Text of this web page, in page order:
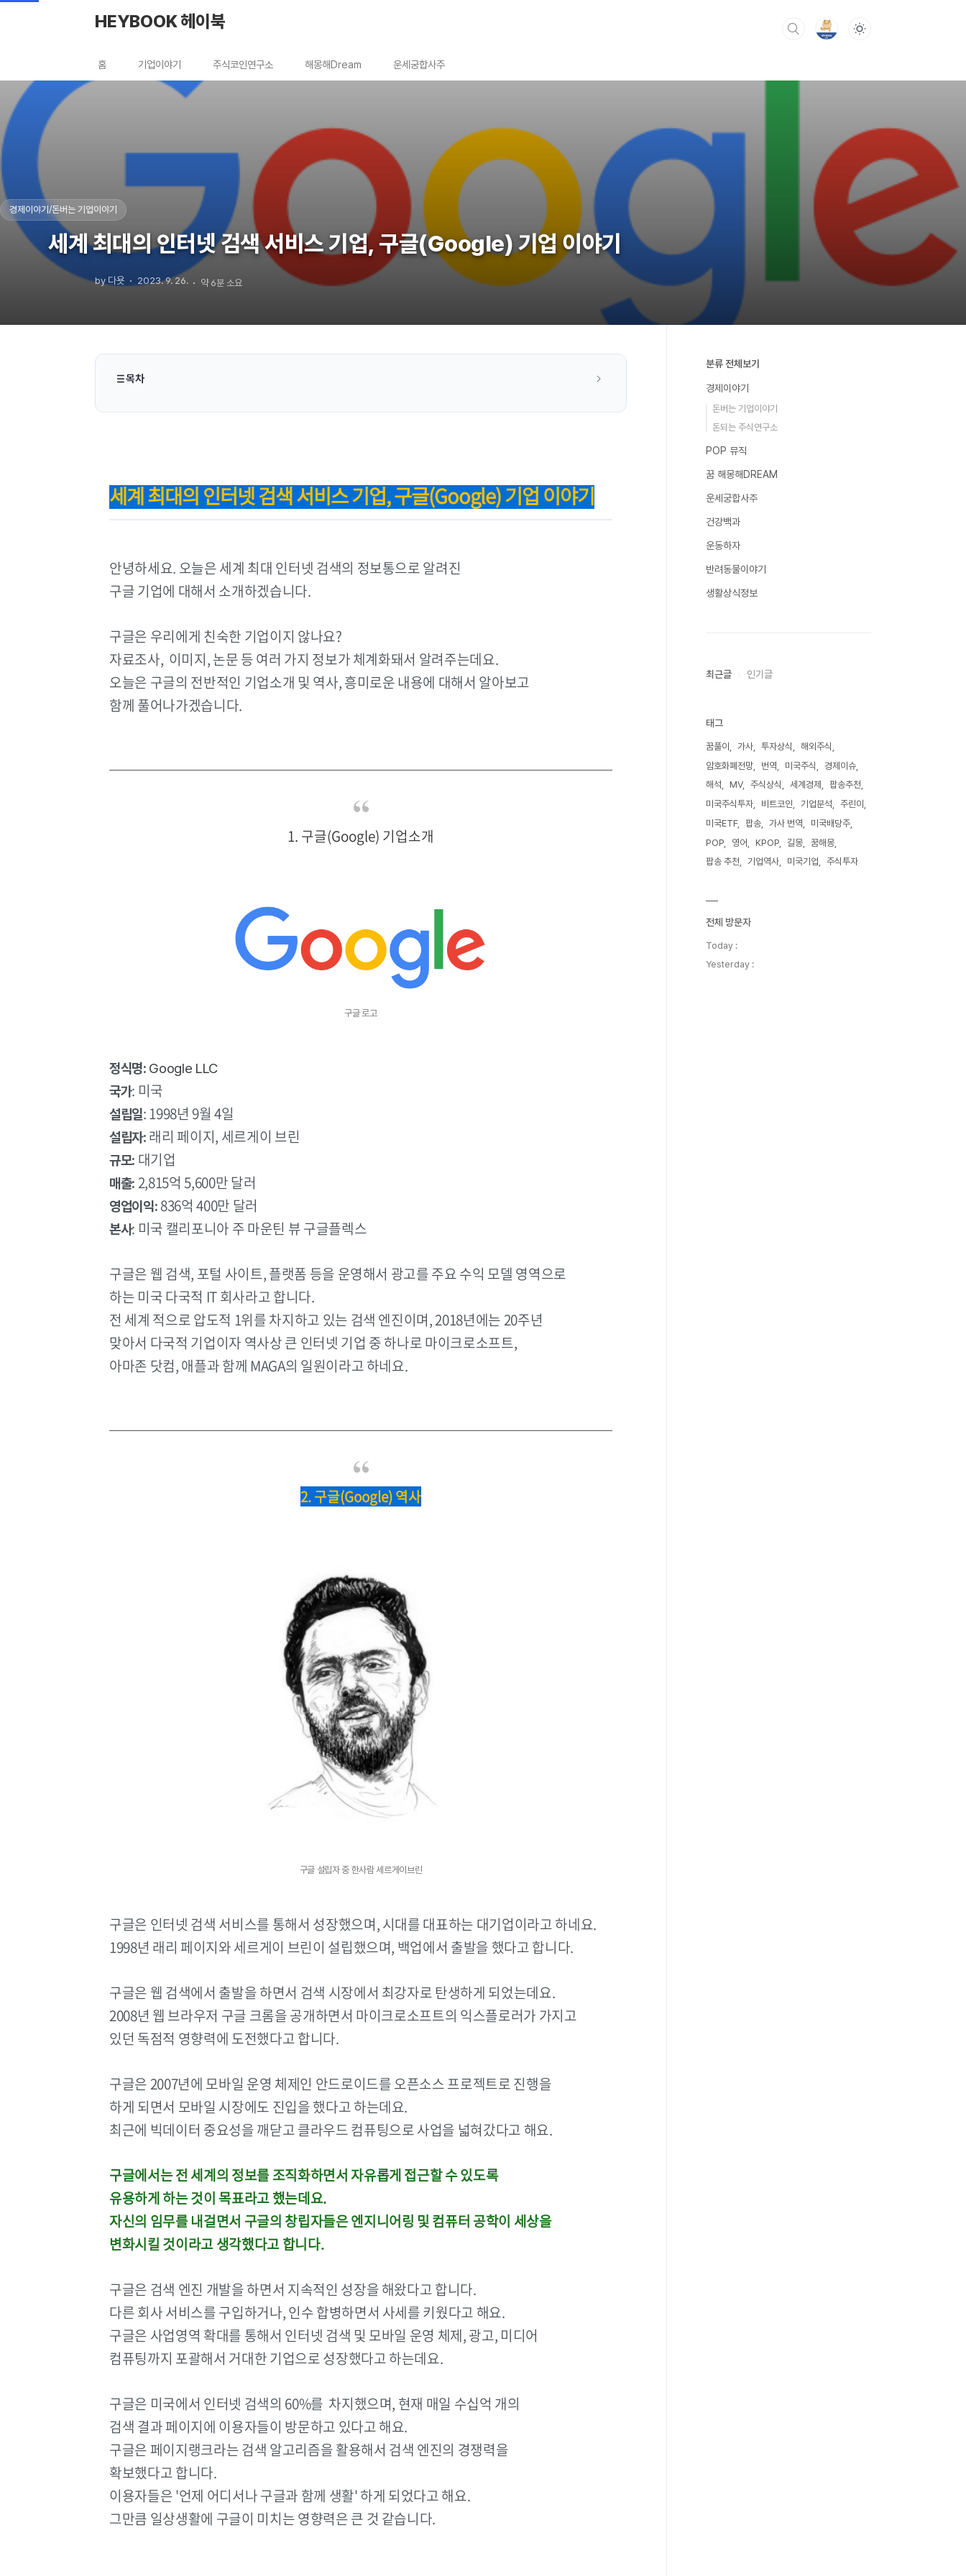
HEYBOOK 헤이북
홈 기업이야기 주식코인연구소 해몽해Dream 운세궁합사주
경제이야기/돈버는 기업이야기
세계 최대의 인터넷 검색 서비스 기업, 구글(Google) 기업 이야기
by 다욧 2023. 9. 26. 약 6분 소요
목차
세계 최대의 인터넷 검색 서비스 기업, 구글(Google) 기업 이야기
안녕하세요. 오늘은 세계 최대 인터넷 검색의 정보통으로 알려진
구글 기업에 대해서 소개하겠습니다.
구글은 우리에게 친숙한 기업이지 않나요?
자료조사, 이미지, 논문 등 여러 가지 정보가 체계화돼서 알려주는데요.
오늘은 구글의 전반적인 기업소개 및 역사, 흥미로운 내용에 대해서 알아보고
함께 풀어나가겠습니다.
1. 구글(Google) 기업소개
구글 로고
정식명: Google LLC
국가: 미국
설립일: 1998년 9월 4일
설립자: 래리 페이지, 세르게이 브린
규모: 대기업
매출: 2,815억 5,600만 달러
영업이익: 836억 400만 달러
본사: 미국 캘리포니아 주 마운틴 뷰 구글플렉스
구글은 웹 검색, 포털 사이트, 플랫폼 등을 운영해서 광고를 주요 수익 모델 영역으로
하는 미국 다국적 IT 회사라고 합니다.
전 세계 적으로 압도적 1위를 차지하고 있는 검색 엔진이며, 2018년에는 20주년
맞아서 다국적 기업이자 역사상 큰 인터넷 기업 중 하나로 마이크로소프트,
아마존 닷컴, 애플과 함께 MAGA의 일원이라고 하네요.
2. 구글(Google) 역사
구글 설립자 중 한사람 세르게이브린
구글은 인터넷 검색 서비스를 통해서 성장했으며, 시대를 대표하는 대기업이라고 하네요.
1998년 래리 페이지와 세르게이 브린이 설립했으며, 백업에서 출발을 했다고 합니다.
구글은 웹 검색에서 출발을 하면서 검색 시장에서 최강자로 탄생하게 되었는데요.
2008년 웹 브라우저 구글 크롬을 공개하면서 마이크로소프트의 익스플로러가 가지고
있던 독점적 영향력에 도전했다고 합니다.
구글은 2007년에 모바일 운영 체제인 안드로이드를 오픈소스 프로젝트로 진행을
하게 되면서 모바일 시장에도 진입을 했다고 하는데요.
최근에 빅데이터 중요성을 깨닫고 클라우드 컴퓨팅으로 사업을 넓혀갔다고 해요.
구글에서는 전 세계의 정보를 조직화하면서 자유롭게 접근할 수 있도록
유용하게 하는 것이 목표라고 했는데요.
자신의 임무를 내걸면서 구글의 창립자들은 엔지니어링 및 컴퓨터 공학이 세상을
변화시킬 것이라고 생각했다고 합니다.
구글은 검색 엔진 개발을 하면서 지속적인 성장을 해왔다고 합니다.
다른 회사 서비스를 구입하거나, 인수 합병하면서 사세를 키웠다고 해요.
구글은 사업영역 확대를 통해서 인터넷 검색 및 모바일 운영 체제, 광고, 미디어
컴퓨팅까지 포괄해서 거대한 기업으로 성장했다고 하는데요.
구글은 미국에서 인터넷 검색의 60%를 차지했으며, 현재 매일 수십억 개의
검색 결과 페이지에 이용자들이 방문하고 있다고 해요.
구글은 페이지랭크라는 검색 알고리즘을 활용해서 검색 엔진의 경쟁력을
확보했다고 합니다.
이용자들은 '언제 어디서나 구글과 함께 생활' 하게 되었다고 해요.
그만큼 일상생활에 구글이 미치는 영향력은 큰 것 같습니다.
분류 전체보기
경제이야기
돈버는 기업이야기
돈되는 주식연구소
POP 뮤직
꿈 해몽해DREAM
운세궁합사주
건강백과
운동하자
반려동물이야기
생활상식정보
최근글 인기글
태그
꿈풀이 가사 투자상식
해외주식
암호화폐전망
번역 미국주식
경제이슈
해석
MV 주식상식 세계경제
팝송추천
미국주식투자
비트코인 기업분석
주린이
미국ETF
팝송 가사 번역
미국배당주
POP
영어 KPOP 길몽
꿈해몽
팝송 추천
기업역사 미국기업 주식투자
전체 방문자
Today :
Yesterday :